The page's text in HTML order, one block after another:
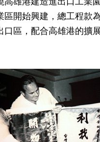
區開始興建，總工程款
區，配合高雄港的擴